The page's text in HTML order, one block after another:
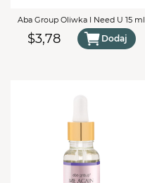
Aba Group Oliwka I Need U 15 ml
$3,78 Dodaj